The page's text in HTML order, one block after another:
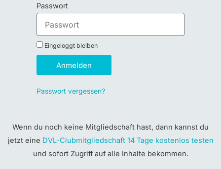
Passwort
Eingeloggt bleiben
Anmelden
Passwort vergessen?
Wenn du noch keine Mitgliedschaft hast, dann kannst du
jetzt eine DVL-Clubmitgliedschaft 14 Tage kostenlos testen
und sofort Zugriff auf alle Inhalte bekommen.